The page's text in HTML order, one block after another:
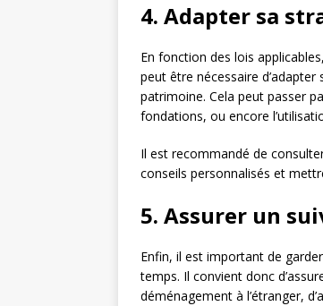
4. Adapter sa
En fonction des lois
peut être nécessaire d’adapter
patrimoine. Cela peut passer
fondations, ou encore
Il est recommandé de
conseils personnalisés et
5. Assurer un
Enfin, il est important de
temps. Il convient donc
déménagement à l’étranger,